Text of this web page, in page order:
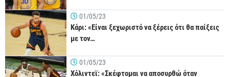
01/05/23
Κάρι: «Είναι ξεχωριστό να ξέρεις ότι θα παίξεις
με τον…
01/05/23
Χόλιντεϊ: «Σκέφτομαι να αποσυρθώ όταν